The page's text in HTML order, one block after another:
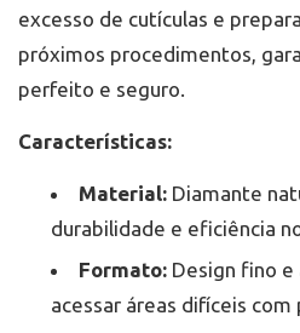
excesso de cutículas e
próximos procedimentos,
perfeito e seguro.
Características:
Material: Diamante
durabilidade e eficiência
Formato: Design fino e
acessar áreas difíceis com